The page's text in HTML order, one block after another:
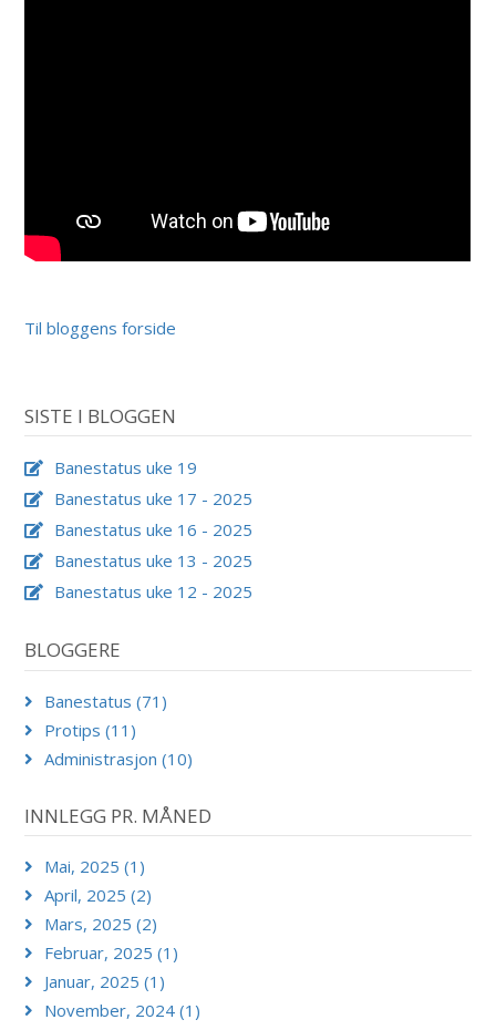
Til bloggens forside
SISTE I BLOGGEN
Banestatus uke 19
Banestatus uke 17 - 2025
Banestatus uke 16 - 2025
Banestatus uke 13 - 2025
Banestatus uke 12 - 2025
BLOGGERE
Banestatus (71)
Protips (11)
Administrasjon (10)
INNLEGG PR. MÅNED
Mai, 2025 (1)
April, 2025 (2)
Mars, 2025 (2)
Februar, 2025 (1)
Januar, 2025 (1)
November, 2024 (1)